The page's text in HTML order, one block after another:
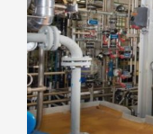
agrandie